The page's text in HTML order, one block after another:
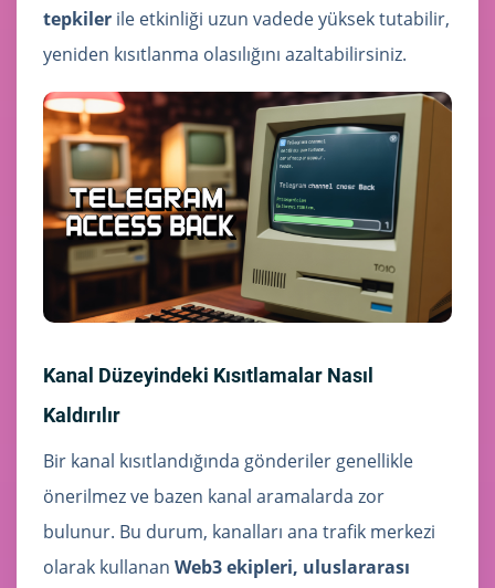
tepkiler ile etkinliği uzun vadede yüksek tutabilir,
yeniden kısıtlanma olasılığını azaltabilirsiniz.
Kanal Düzeyindeki Kısıtlamalar Nasıl
Kaldırılır
Bir kanal kısıtlandığında gönderiler genellikle
önerilmez ve bazen kanal aramalarda zor
bulunur. Bu durum, kanalları ana trafik merkezi
olarak kullanan Web3 ekipleri, uluslararası